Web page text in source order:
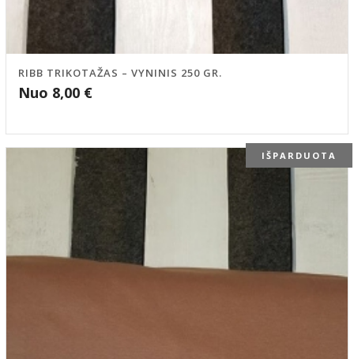
RIBB TRIKOTAŽAS – VYNINIS 250 GR.
Nuo 8,00 €
IŠPARDUOTA